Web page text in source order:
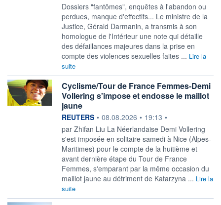
Dossiers "fantômes", enquêtes à l'abandon ou
perdues, manque d'effectifs... Le ministre de la
Justice, Gérald Darmanin, a transmis à son
homologue de l'Intérieur une note qui détaille
des défaillances majeures dans la prise en
compte des violences sexuelles faites ... Lire la
suite
Cyclisme/Tour de France Femmes-Demi
Vollering s'impose et endosse le maillot
jaune
information fournie par
REUTERS • 08.08.2026 • 19:13 •
par Zhifan Liu La Néerlandaise Demi Vollering
s'est imposée en solitaire ‌samedi à Nice (Alpes-
Maritimes) pour le compte de la huitième et
avant dernière étape du Tour de France
Femmes, s'emparant par la même ​occasion du
maillot jaune au détriment de Katarzyna ... Lire la
suite